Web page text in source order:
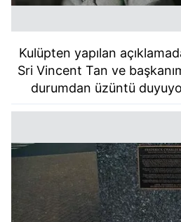
Kulüpten yapılan
Sri Vincent Tan ve
durumdan üzüntü